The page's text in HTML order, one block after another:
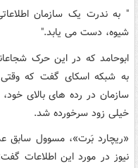
" به ندرت یک سازمان
شیوه، دست می یابد."
ابوحامد که در این حرک
به شبکه اسکای گفت که
سازمان در رده های بالای
خیلی زود سرخورده شد.
نیوز در مورد این اطلاعات